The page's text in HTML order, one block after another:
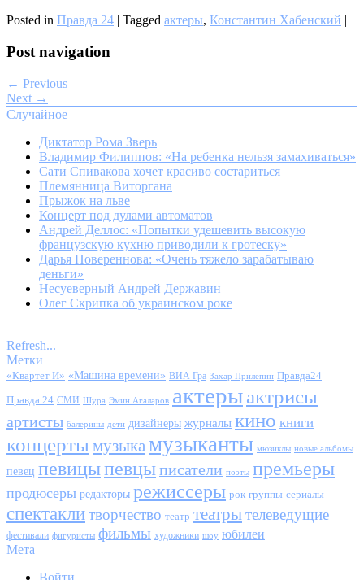
Posted in Правда 24 | Tagged актеры, Константин Хабенский |
Post navigation
← Previous
Next →
Случайное
Диктатор Рома Зверь
Владимир Филиппов: «На ребенка нельзя замахиваться»
Сати Спивакова хочет красиво состариться
Племянница Виторгана
Прыжок на льве
Концерт под дулами автоматов
Андрей Деллос: «Попытки удешевить высокую
французскую кухню приводили к гротеску»
Дарья Повереннова: «Очень тяжело зарабатываю
деньги»
Несуеверный Андрей Державин
Олег Скрипка об украинском роке
Refresh...
Метки
«Квартет И» «Машина времени» ВИА Гра Захар Прилепин Правда24
Правда 24 СМИ Шура Эмин Агаларов актерыактрисы
артисты балерины дети дизайнеры журналы кино книги
концерты музыка музыканты мюзиклы новые альбомы
певец певицыпевцыписатели поэты премьеры
продюсеры редакторы режиссеры рок-группы сериалы
спектаклитворчество театр театрытелеведущие
фестивали фигуристы фильмы художники шоу юбилеи
Мета
Войти